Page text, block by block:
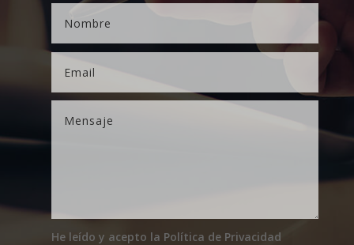
He leído y acepto la Política de Privacidad